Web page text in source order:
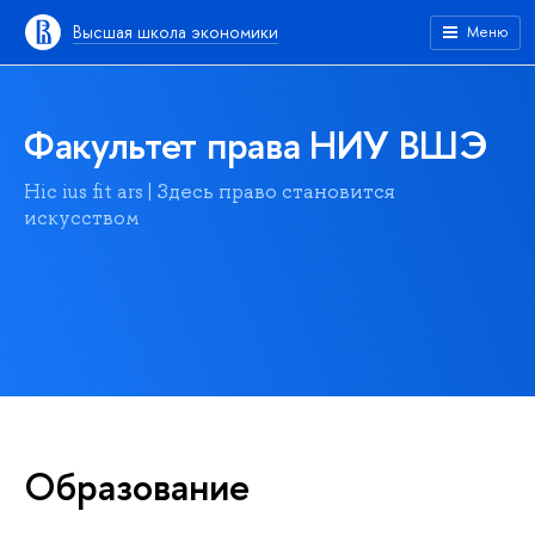
Высшая школа экономики Меню
Факультет права НИУ ВШЭ
Hic ius fit ars | Здесь право становится
искусством
Образование